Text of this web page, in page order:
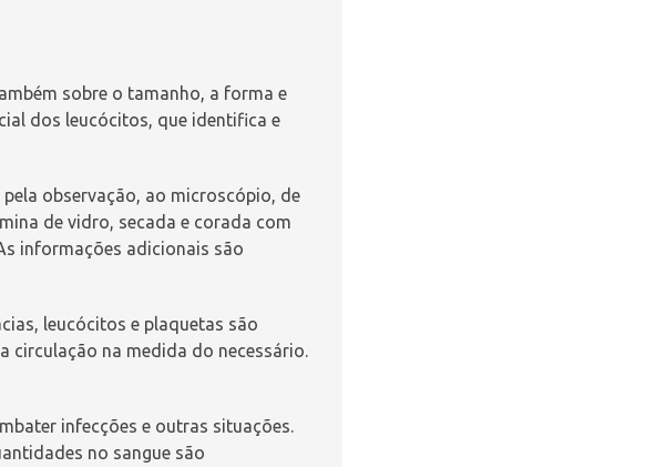
sobre o tamanho, a forma e
dos leucócitos, que identifica e
observação, ao microscópio, de
de vidro, secada e corada com
informações adicionais são
leucócitos e plaquetas são
circulação na medida do necessário.
infecções e outras situações.
no sangue são